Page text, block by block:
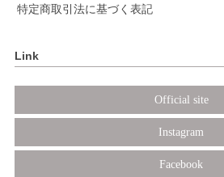
特定商取引法に基づく表記
Link
Official site
Instagram
Facebook